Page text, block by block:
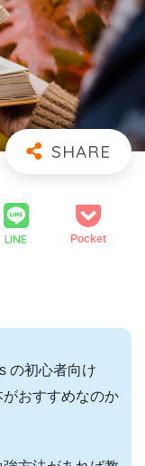
LINE Pocket
の初心者向け
おすすめなのか